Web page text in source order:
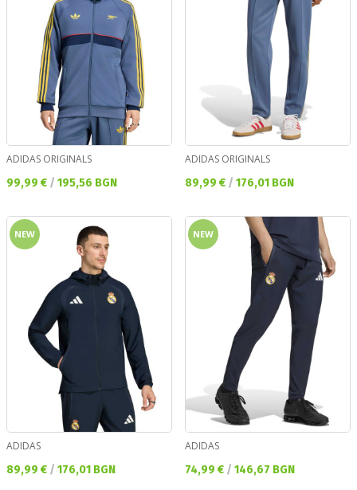
ADIDAS ORIGINALS
Текуща цена:
99,99 € / 195,56 BGN
ADIDAS ORIGINALS
Текуща цена:
89,99 € / 176,01 BGN
NEW
ADIDAS
Текуща цена:
89,99 € / 176,01 BGN
NEW
ADIDAS
Текуща цена:
74,99 € / 146,67 BGN